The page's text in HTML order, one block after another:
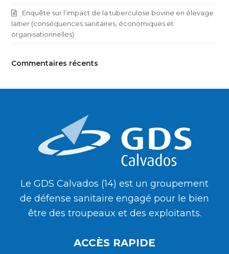
Enquête sur l’impact de la tuberculose bovine en élevage
laitier (conséquences sanitaires, économiques et
organisationnelles).
Commentaires récents
Le GDS Calvados (14) est un groupement
de défense sanitaire engagé pour le bien
être des troupeaux et des exploitants.
ACCÈS RAPIDE